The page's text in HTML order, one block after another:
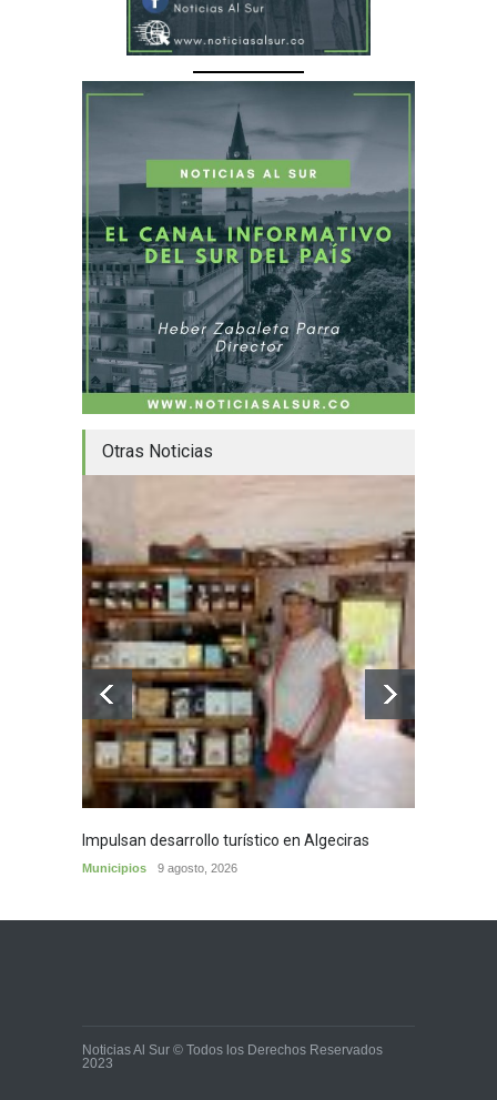
Otras Noticias
Impulsan desarrollo turístico en Algeciras
Municipios 9 agosto, 2026
Noticias Al Sur © Todos los Derechos Reservados
2023